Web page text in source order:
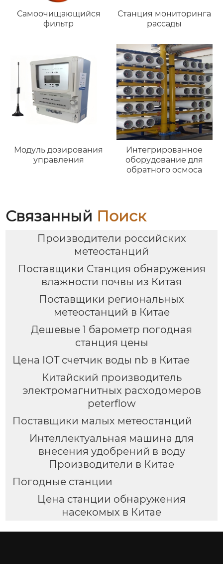
Самоочищающийся
фильтр
Станция мониторинга
рассады
Модуль дозирования
управления
Интегрированное
оборудование для
обратного осмоса
Связанный Поиск
Производители российских
метеостанций
Поставщики Станция обнаружения
влажности почвы из Китая
Поставщики региональных
метеостанций в Китае
Дешевые 1 барометр погодная
станция цены
Цена IOT счетчик воды nb в Китае
Китайский производитель
электромагнитных расходомеров
peterflow
Поставщики малых метеостанций
Интеллектуальная машина для
внесения удобрений в воду
Производители в Китае
Погодные станции
Цена станции обнаружения
насекомых в Китае